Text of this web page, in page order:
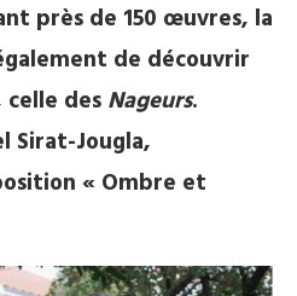
près de 150 œuvres, la
de découvrir
des Nageurs.
Sirat-Jougla,
« Ombre et